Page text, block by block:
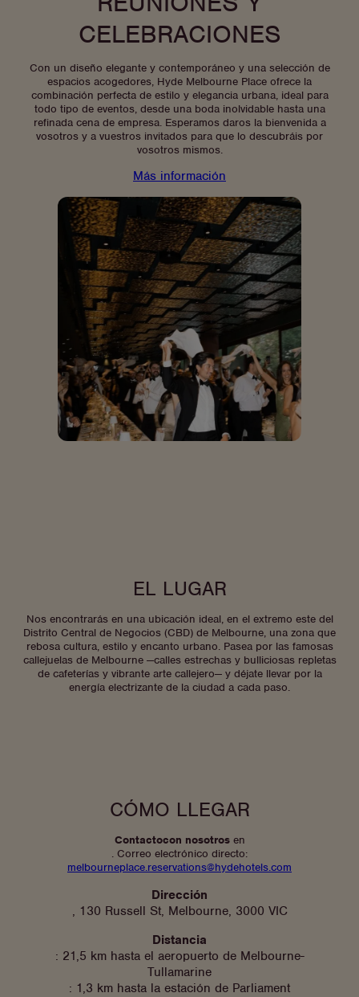
CELEBRACIONES
Con un diseño elegante y contemporáneo y una selección de
espacios acogedores, Hyde Melbourne Place ofrece la
combinación perfecta de estilo y elegancia urbana, ideal para
todo tipo de eventos, desde una boda inolvidable hasta una
refinada cena de empresa. Esperamos daros la bienvenida a
vosotros y a vuestros invitados para que lo descubráis por
vosotros mismos.
Más información
EL LUGAR
Nos encontrarás en una ubicación ideal, en el extremo este del
Distrito Central de Negocios (CBD) de Melbourne, una zona que
rebosa cultura, estilo y encanto urbano. Pasea por las famosas
callejuelas de Melbourne —calles estrechas y bulliciosas repletas
de cafeterías y vibrante arte callejero— y déjate llevar por la
energía electrizante de la ciudad a cada paso.
CÓMO LLEGAR
Contactocon nosotrosen
. Correo electrónico directo:
melbourneplace.reservations@hydehotels.com
Dirección
, 130 Russell St, Melbourne, 3000 VIC
Distancia
: 21,5 km hasta el aeropuerto de Melbourne-
Tullamarine
: 1,3 km hasta la estación de Parliament